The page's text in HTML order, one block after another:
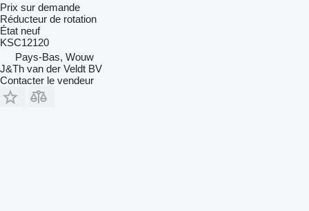
Prix sur demande
Réducteur de rotation
État neuf
KSC12120
Pays-Bas, Wouw
J&Th van der Veldt BV
Contacter le vendeur